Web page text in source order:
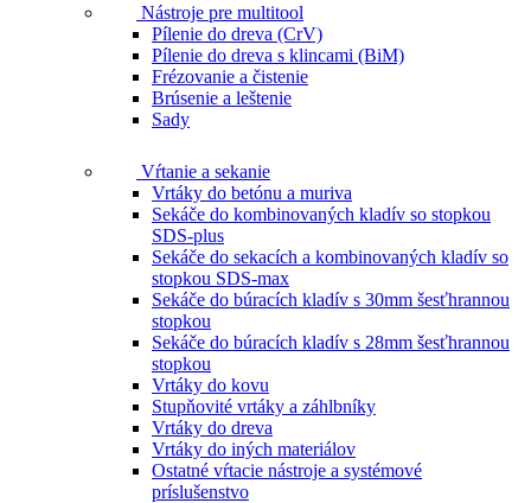
Nástroje pre multitool
Pílenie do dreva (CrV)
Pílenie do dreva s klincami (BiM)
Frézovanie a čistenie
Brúsenie a leštenie
Sady
Vŕtanie a sekanie
Vrtáky do betónu a muriva
Sekáče do kombinovaných kladív so stopkou
SDS-plus
Sekáče do sekacích a kombinovaných kladív so
stopkou SDS-max
Sekáče do búracích kladív s 30mm šesťhrannou
stopkou
Sekáče do búracích kladív s 28mm šesťhrannou
stopkou
Vrtáky do kovu
Stupňovité vrtáky a záhlbníky
Vrtáky do dreva
Vrtáky do iných materiálov
Ostatné vŕtacie nástroje a systémové
príslušenstvo